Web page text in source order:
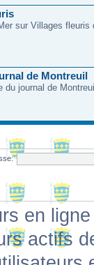
sur Villages fleuris
de Montreuil
du journal de
en
actifs